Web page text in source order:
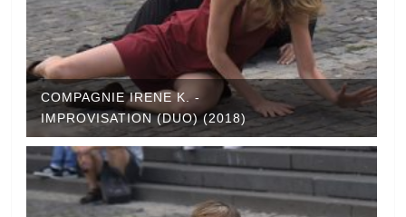
COMPAGNIE IRENE K. -
IMPROVISATION (DUO) (2018)